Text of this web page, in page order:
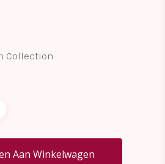
Collection
Aan Winkelwagen